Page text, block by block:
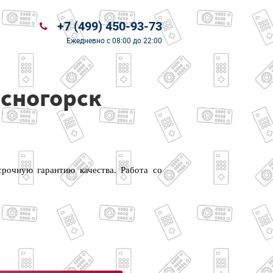
+7 (499) 450-93-73
Ежедневно с 08:00 до 22:00
гарантию качества. Работа со